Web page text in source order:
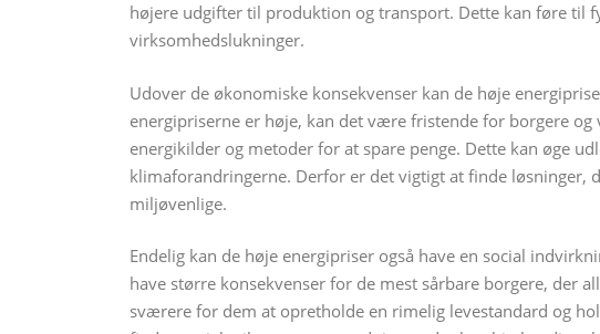
højere udgifter til produktion og transport. Dette kan føre til
virksomhedslukninger.
Udover de økonomiske konsekvenser kan de høje
energipriserne er høje, kan det være fristende for borgere
energikilder og metoder for at spare penge. Dette kan øge
klimaforandringerne. Derfor er det vigtigt at finde løsninger,
miljøvenlige.
Endelig kan de høje energipriser også have en social
have større konsekvenser for de mest sårbare borgere, der
sværere for dem at opretholde en rimelig levestandard og